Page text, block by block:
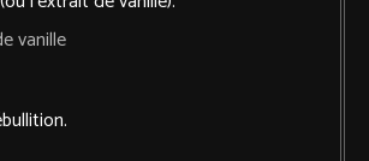
vanille